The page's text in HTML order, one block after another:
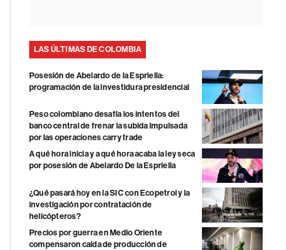
LAS ÚLTIMAS DE COLOMBIA
Posesión de Abelardo de la Espriella:
programación de la investidura presidencial
Peso colombiano desafía los intentos del
banco central de frenar la subida impulsada
por las operaciones carry trade
A qué hora inicia y a qué hora acaba la ley seca
por posesión de Abelardo De la Espriella
¿Qué pasará hoy en la SIC con Ecopetrol y la
investigación por contratación de
helicópteros?
Precios por guerra en Medio Oriente
compensaron caída de producción de